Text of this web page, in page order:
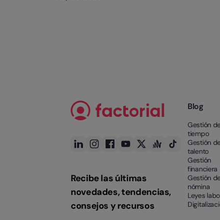
Recibe las últimas
novedades, tendencias,
consejos y recursos
Blog
Gestión
tiempo
Gestión
talento
Gestión
financiera
Gestión
nómina
Leyes